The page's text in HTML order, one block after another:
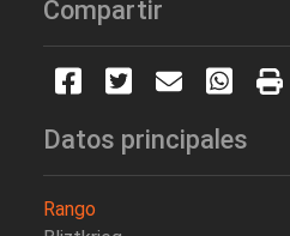
Compartir
Datos principales
Rango